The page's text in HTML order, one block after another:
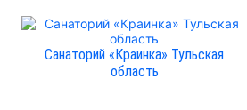
Санаторий «Краинка» Тульская
область